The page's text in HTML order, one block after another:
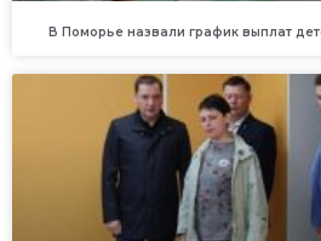
В Поморье назвали график выплат